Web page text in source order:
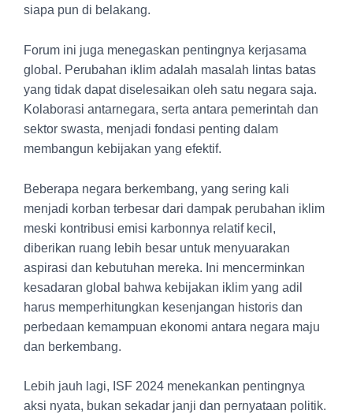
siapa pun di belakang.
Forum ini juga menegaskan pentingnya kerjasama
global. Perubahan iklim adalah masalah lintas batas
yang tidak dapat diselesaikan oleh satu negara saja.
Kolaborasi antarnegara, serta antara pemerintah dan
sektor swasta, menjadi fondasi penting dalam
membangun kebijakan yang efektif.
Beberapa negara berkembang, yang sering kali
menjadi korban terbesar dari dampak perubahan iklim
meski kontribusi emisi karbonnya relatif kecil,
diberikan ruang lebih besar untuk menyuarakan
aspirasi dan kebutuhan mereka. Ini mencerminkan
kesadaran global bahwa kebijakan iklim yang adil
harus memperhitungkan kesenjangan historis dan
perbedaan kemampuan ekonomi antara negara maju
dan berkembang.
Lebih jauh lagi, ISF 2024 menekankan pentingnya
aksi nyata, bukan sekadar janji dan pernyataan politik.